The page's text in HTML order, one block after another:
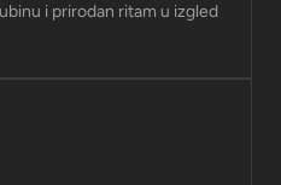
i prirodan ritam u izgled